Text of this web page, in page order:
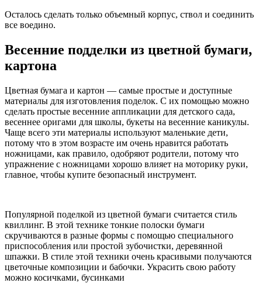
Осталось сделать только объемный корпус, ствол и соединить
все воедино.
Весенние подделки из цветной бумаги,
картона
Цветная бумага и картон — самые простые и доступные
материалы для изготовления поделок. С их помощью можно
сделать простые весенние аппликации для детского сада,
весеннее оригами для школы, букеты на весенние каникулы.
Чаще всего эти материалы используют маленькие дети,
потому что в этом возрасте им очень нравится работать
ножницами, как правило, одобряют родители, потому что
упражнение с ножницами хорошо влияет на моторику руки,
главное, чтобы купите безопасный инструмент.
Популярной поделкой из цветной бумаги считается стиль
квиллинг. В этой технике тонкие полоски бумаги
скручиваются в разные формы с помощью специального
приспособления или простой зубочистки, деревянной
шпажки. В стиле этой техники очень красивыми получаются
цветочные композиции и бабочки. Украсить свою работу
можно косичками, бусинками